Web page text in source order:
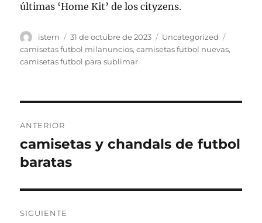
últimas ‘Home Kit’ de los cityzens.
Autor
istern
Publicado
el
31 de octubre de 2023 Categorías
Uncategorized
camisetas futbol milanuncios,camisetas futbol nuevas,
camisetas futbol para sublimar
de
entradas
ANTERIOR
Entrada
anterior:
camisetas y chandals de futbol
baratas
SIGUIENTE